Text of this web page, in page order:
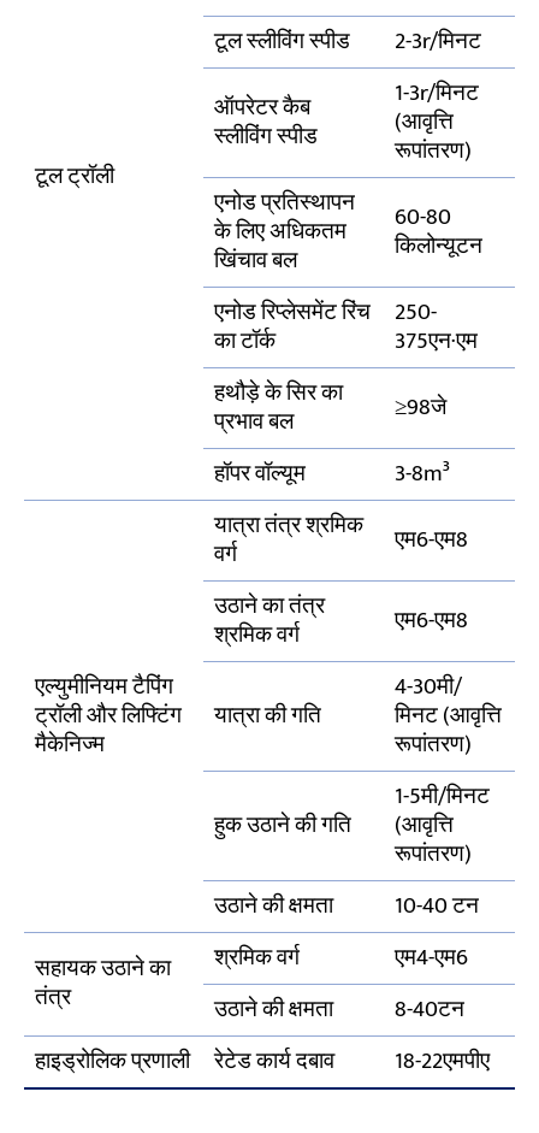
टूल ट्रॉली
टूल स्लीविंग स्पीड
2-3r/मिनट
ऑपरेटर कैब
स्लीविंग स्पीड
1-3r/मिनट
(आवृत्ति
रूपांतरण)
एनोड प्रतिस्थापन
के लिए अधिकतम
खिंचाव बल
60-80
किलोन्यूटन
एनोड रिप्लेसमेंट रिंच
का टॉर्क
250-
375एन·एम
हथौड़े के सिर का
प्रभाव बल
≥98जे
हॉपर वॉल्यूम
3-8m³
एल्युमीनियम टैपिंग
ट्रॉली और लिफ्टिंग
मैकेनिज्म
यात्रा तंत्र श्रमिक
वर्ग
एम6-एम8
उठाने का तंत्र
श्रमिक वर्ग एम6-एम8
यात्रा की गति
4-30मी/
मिनट (आवृत्ति
रूपांतरण)
हुक उठाने की गति
1-5मी/मिनट
(आवृत्ति
रूपांतरण)
उठाने की क्षमता
10-40 टन
सहायक उठाने का
तंत्र
श्रमिक वर्ग
एम4-एम6
उठाने की क्षमता
8-40टन
हाइड्रोलिक प्रणाली
रेटेड कार्य दबाव 18-22एमपीए